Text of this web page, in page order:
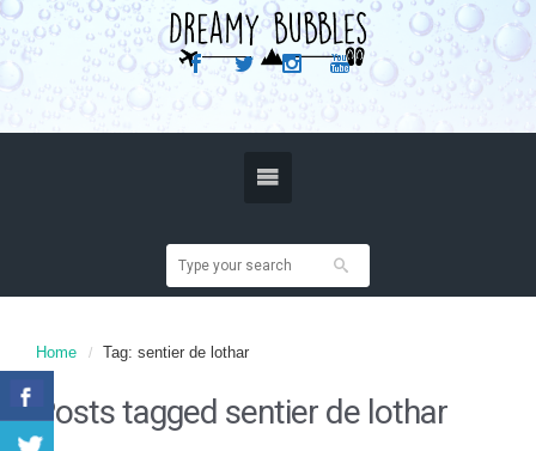
Home Tag: sentier de lothar
Posts tagged sentier de lothar